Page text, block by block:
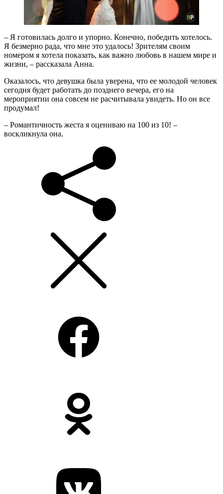
– Я готовилась долго и упорно. Конечно, победить хотелось.
Я безмерно рада, что мне это удалось! Зрителям своим
номером я хотела показать, как важно любовь в нашем мире и
жизни, – рассказала Анна.
Оказалось, что девушка была уверена, что ее молодой человек
сегодня будет работать до позднего вечера, его на
мероприятии она совсем не расчитывала увидеть. Но он все
продумал!
– Романтичность жеста я оцениваю на 100 из 10! –
воскликнула она.